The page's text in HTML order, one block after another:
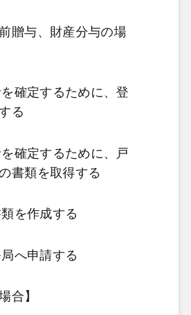
贈与、財産分与の場
確定するために、登
る
確定するために、戸
書類を取得する
を作成する
へ申請する
合】